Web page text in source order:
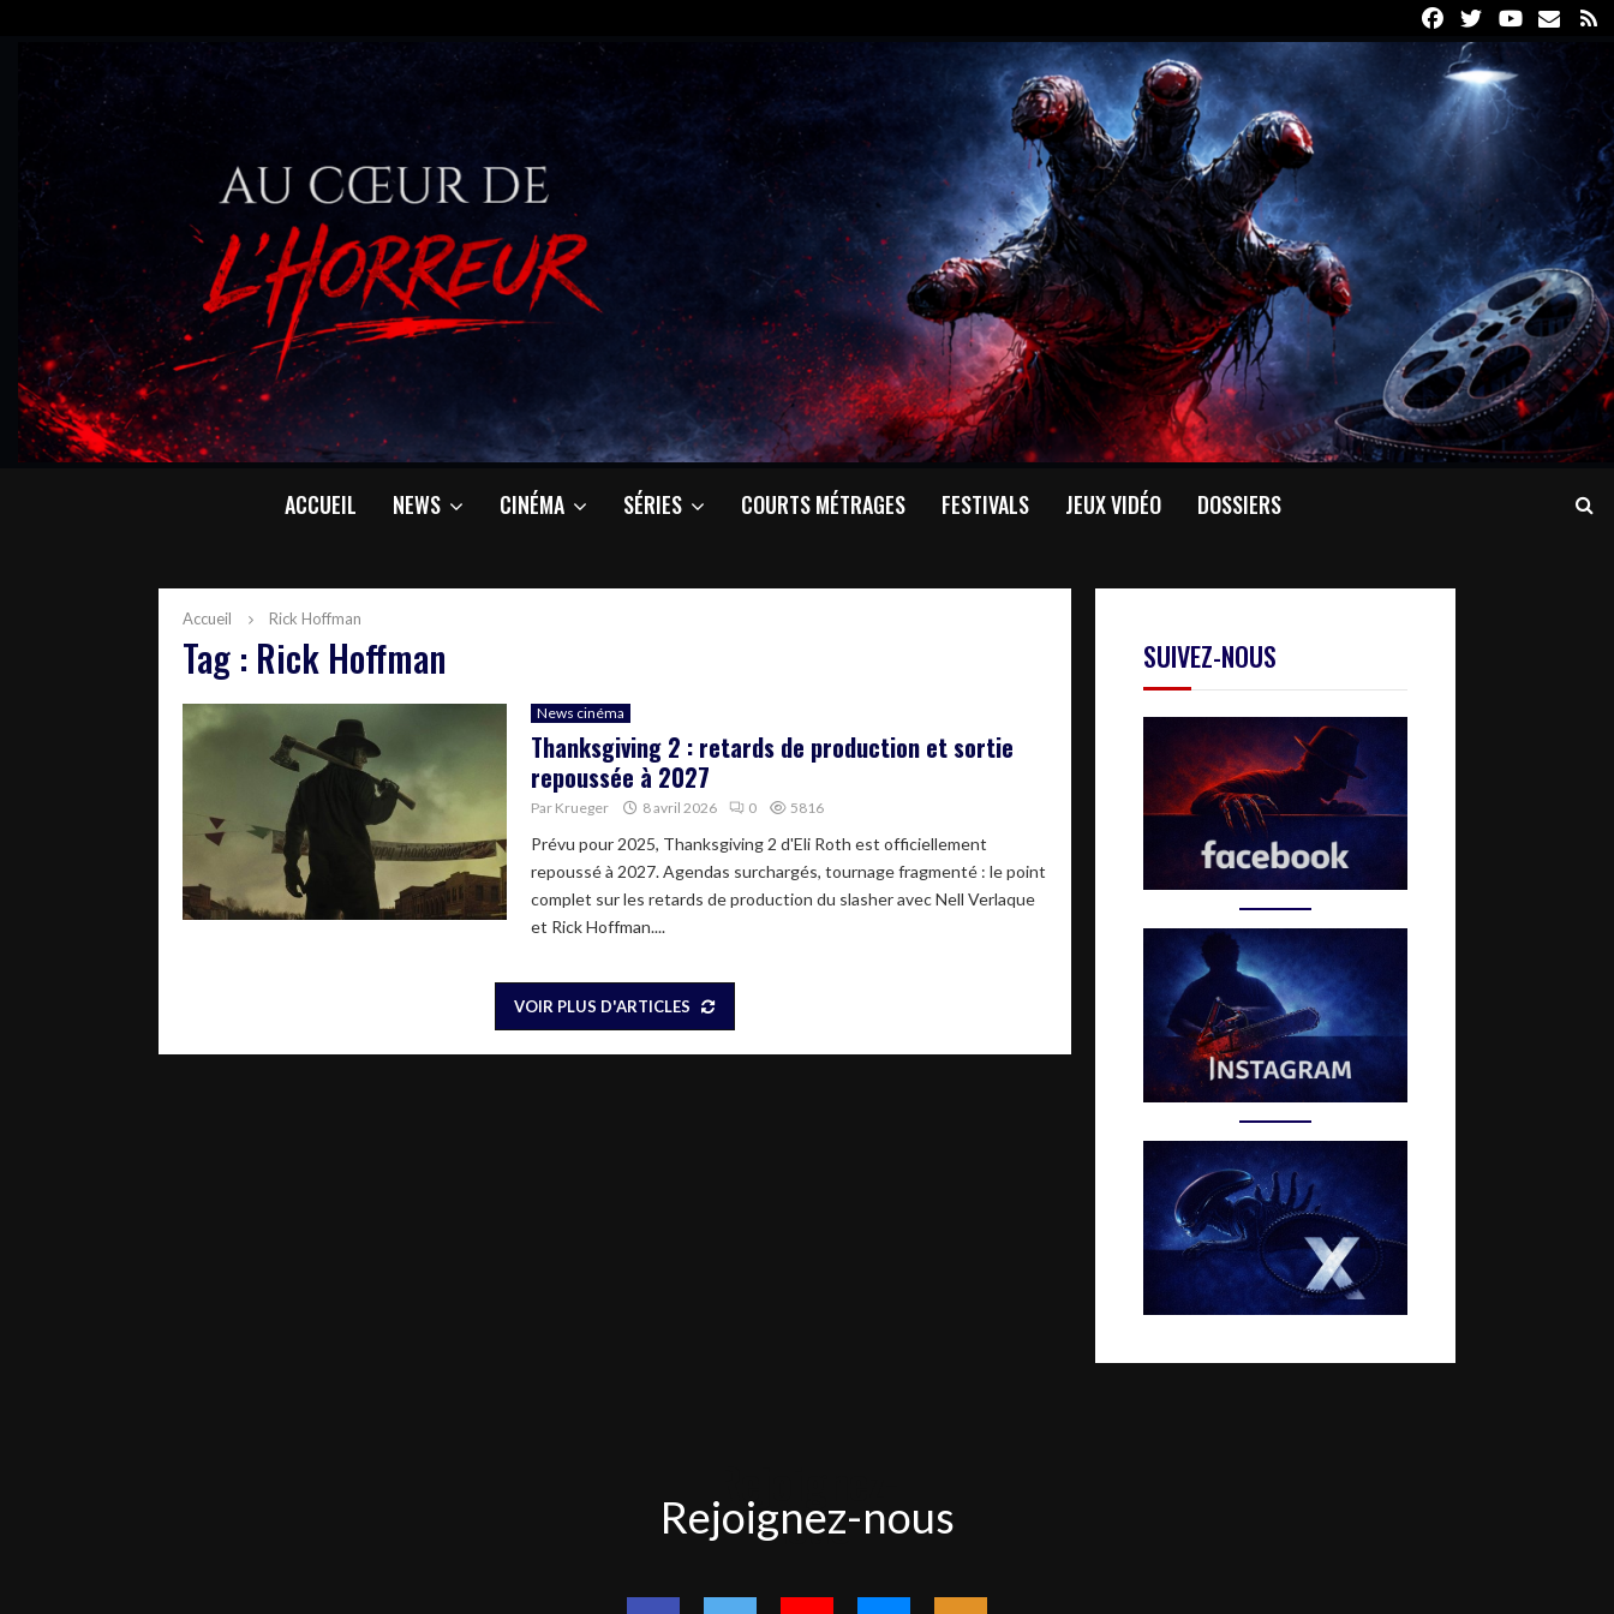
FacebookTwitterYoutube
Email
ACCUEIL NEWS CINÉMA SÉRIES COURTS MÉTRAGES FESTIVALS JEUX VIDÉO DOSSIERS
Accueil Rick Hoffman
Tag : Rick Hoffman
News cinéma
Thanksgiving 2 : retards de production et sortie
repoussée à 2027
Par Krueger 8 avril 2026 0 5816
Prévu pour 2025, Thanksgiving 2 d'Eli Roth est officiellement
repoussé à 2027. Agendas surchargés, tournage fragmenté : le point
complet sur les retards de production du slasher avec Nell Verlaque
et Rick Hoffman....
VOIR PLUS D'ARTICLES
SUIVEZ-NOUS
nous
Rejoignez-nous